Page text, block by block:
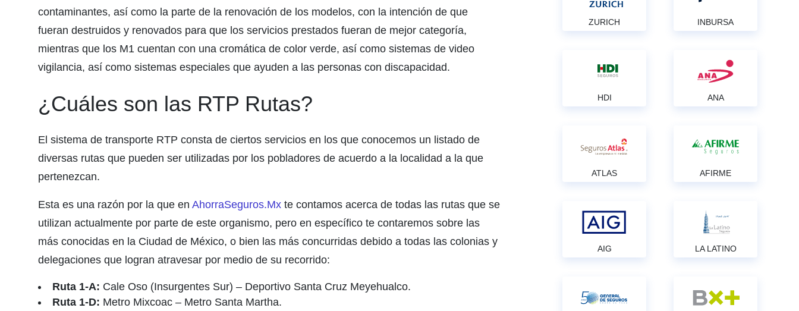
contaminantes, así como la parte de la renovación de los modelos, con la intención de que
fueran destruidos y renovados para que los servicios prestados fueran de mejor categoría,
mientras que los M1 cuentan con una cromática de color verde, así como sistemas de video
vigilancia, así como sistemas especiales que ayuden a las personas con discapacidad.
¿Cuáles son las RTP Rutas?
El sistema de transporte RTP consta de ciertos servicios en los que conocemos un listado de
diversas rutas que pueden ser utilizadas por los pobladores de acuerdo a la localidad a la que
pertenezcan.
Esta es una razón por la que en AhorraSeguros.Mx te contamos acerca de todas las rutas que se
utilizan actualmente por parte de este organismo, pero en específico te contaremos sobre las
más conocidas en la Ciudad de México, o bien las más concurridas debido a todas las colonias y
delegaciones que logran atravesar por medio de su recorrido:
Ruta 1-A: Cale Oso (Insurgentes Sur) – Deportivo Santa Cruz Meyehualco.
Ruta 1-D: Metro Mixcoac – Metro Santa Martha.
ZURICH INBURSA
HDI ANA
ATLAS AFIRME
AIG LA LATINO